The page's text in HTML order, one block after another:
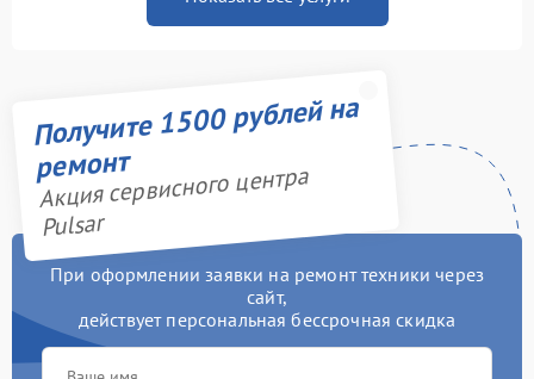
Получите 1500 рублей на
ремонт
Акция сервисного центра
Pulsar
При оформлении заявки на ремонт техники через
сайт,
действует персональная бессрочная скидка